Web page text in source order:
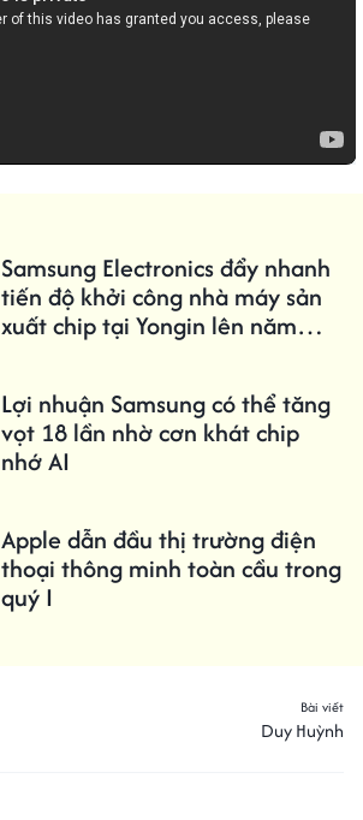
Samsung Electronics đẩy nhanh
tiến độ khởi công nhà máy sản
xuất chip tại Yongin lên năm
Lợi nhuận Samsung có thể tăng
vọt 18 lần nhờ cơn khát chip
nhớ AI
Apple dẫn đầu thị trường điện
thoại thông minh toàn cầu trong
quý I
Bài viết
Duy Huỳnh